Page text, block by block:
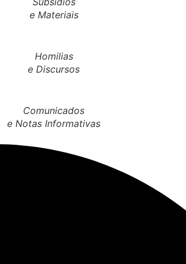
e Materiais
Homilias
e Discursos
Comunicados
e Notas Informativas